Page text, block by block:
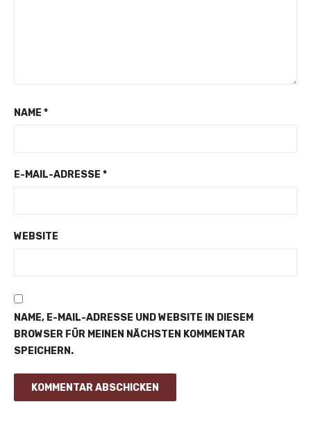
NAME *
E-MAIL-ADRESSE *
WEBSITE
NAME, E-MAIL-ADRESSE UND WEBSITE IN DIESEM
BROWSER FÜR MEINEN NÄCHSTEN KOMMENTAR
SPEICHERN.